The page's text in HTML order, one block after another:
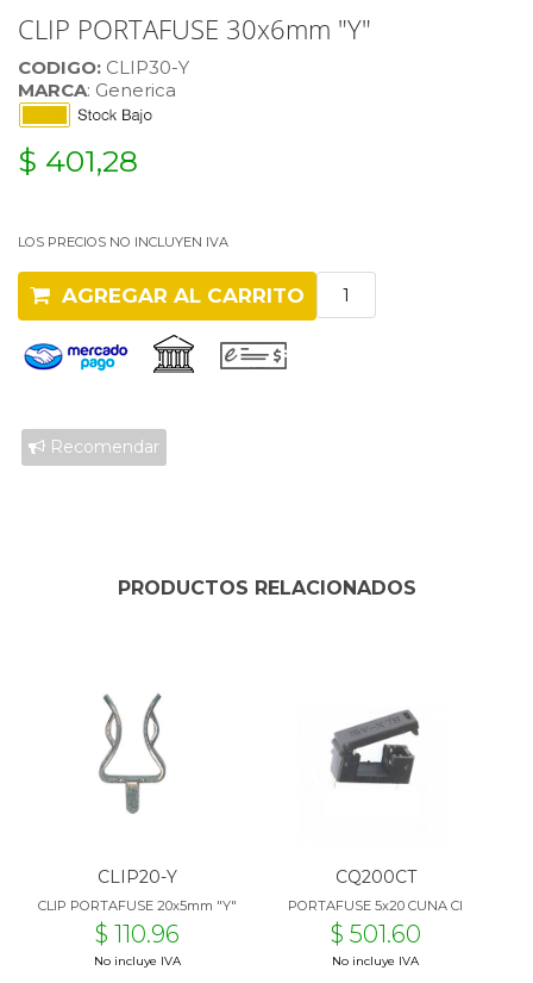
CLIP PORTAFUSE 30x6mm "Y"
CODIGO: CLIP30-Y
MARCA: Generica
$ 401,28
LOS PRECIOS NO INCLUYEN IVA
AGREGAR AL CARRITO
Recomendar
PRODUCTOS RELACIONADOS
CLIP20-Y
CLIP PORTAFUSE 20x5mm "Y"
$ 110.96
No incluye IVA
CQ200CT
PORTAFUSE 5x20 CUNA CI
$ 501.60
No incluye IVA